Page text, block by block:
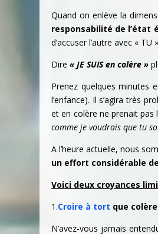
Quand on enlève la
responsabilité de l’état
d’accuser l’autre avec « TU
Dire« JE SUIS en colère »
Prenez quelques minutes
l’enfance). Il s’agira très
et en colère ne prenait
comme je voudrais que tu
A l’heure actuelle, nous
un effort considérable
Voici deux croyances
1.Croire à tort que
N’avez-vous jamais